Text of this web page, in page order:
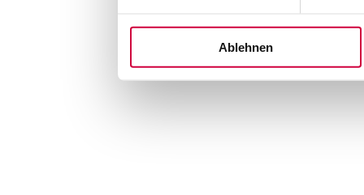
Ablehnen